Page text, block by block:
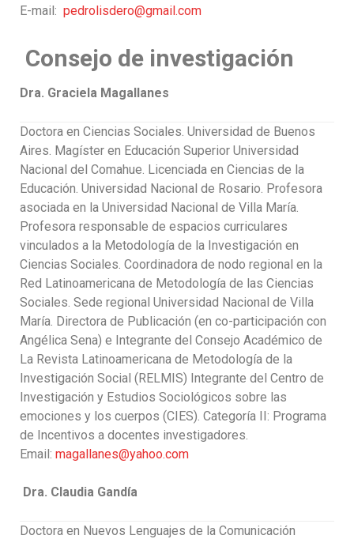
E-mail: pedrolisdero@gmail.com
Consejo de investigación
Dra. Graciela Magallanes
Doctora en Ciencias Sociales. Universidad de Buenos
Aires. Magíster en Educación Superior Universidad
Nacional del Comahue. Licenciada en Ciencias de la
Educación. Universidad Nacional de Rosario. Profesora
asociada en la Universidad Nacional de Villa María.
Profesora responsable de espacios curriculares
vinculados a la Metodología de la Investigación en
Ciencias Sociales. Coordinadora de nodo regional en la
Red Latinoamericana de Metodología de las Ciencias
Sociales. Sede regional Universidad Nacional de Villa
María. Directora de Publicación (en co-participación con
Angélica Sena) e Integrante del Consejo Académico de
La Revista Latinoamericana de Metodología de la
Investigación Social (RELMIS) Integrante del Centro de
Investigación y Estudios Sociológicos sobre las
emociones y los cuerpos (CIES). Categoría II: Programa
de Incentivos a docentes investigadores.
Email: magallanes@yahoo.com
Dra. Claudia Gandía
Doctora en Nuevos Lenguajes de la Comunicación